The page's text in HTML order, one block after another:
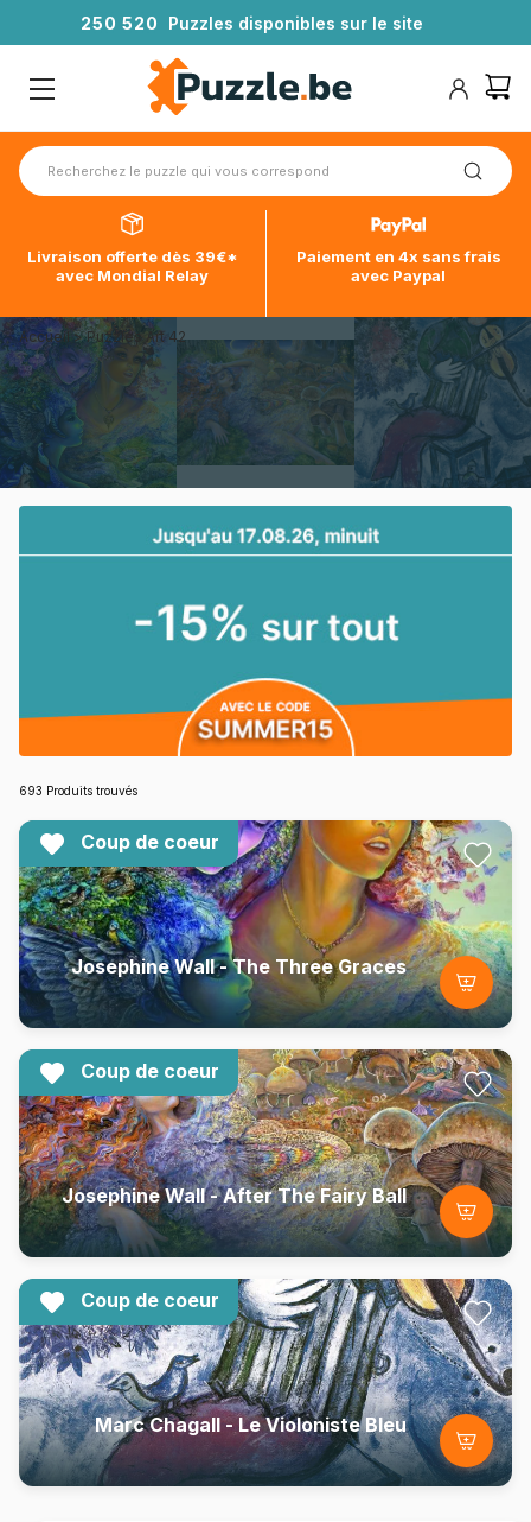
250 520 Puzzles disponibles sur le site
Livraison offerte dès 39€*
avec Mondial Relay
Paiement en 4x sans frais
avec Paypal
Accueil >Puzzles Art 42
693 Produits trouvés
Coup de coeur
Josephine Wall - The Three Graces
Coup de coeur
Josephine Wall - After The Fairy Ball
Coup de coeur
Marc Chagall - Le Violoniste Bleu